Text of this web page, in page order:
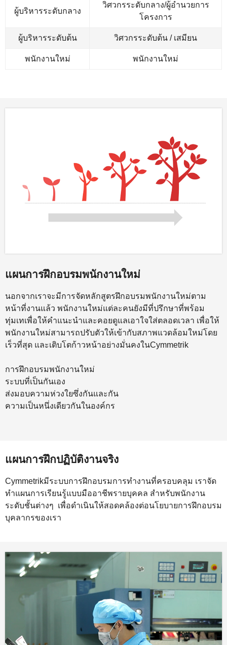
ผู้บริหารระดับกลาง
วิศวกรระดับกลาง/ผู้อำนวยการ
โครงการ
ผู้บริหารระดับต้น วิศวกรระดับต้น / เสมียน
พนักงานใหม่ พนักงานใหม่
แผนการฝึกอบรมพนักงานใหม่
นอกจากเราจะมีการจัดหลักสูตรฝึกอบรมพนักงานใหม่ตาม
หน้าที่งานแล้ว พนักงานใหม่แต่ละคนยังมีที่ปรึกษาที่พร้อม
ทุ่มเทเพื่อให้คำแนะนำและคอยดูแลเอาใจใส่ตลอดเวลา เพื่อให้
พนักงานใหม่สามารถปรับตัวให้เข้ากับสภาพแวดล้อมใหม่โดย
เร็วที่สุด และเติบโตก้าวหน้าอย่างมั่นคงในCymmetrik
การฝึกอบรมพนักงานใหม่
ระบบที่เป็นกันเอง
ส่งมอบความห่วงใยซึ่งกันและกัน
ความเป็นหนึ่งเดียวกันในองค์กร
แผนการฝึกปฏิบัติงานจริง
Cymmetrikมีระบบการฝึกอบรมการทำงานที่ครอบคลุม เราจัด
ทำแผนการเรียนรู้แบบมืออาชีพรายบุคคล สำหรับพนักงาน
ระดับชั้นต่างๆ เพื่อดำเนินให้สอดคล้องต่อนโยบายการฝึกอบรม
บุคลากรของเรา